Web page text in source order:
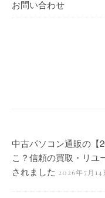
お問い合わせ
中古パソコン通販の【
こ？信頼の買取・リユ
されました 2026年7月14